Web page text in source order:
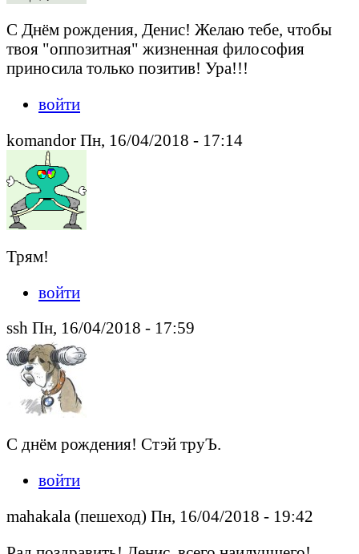
С Днём рождения, Денис! Желаю тебе, чтобы
твоя "оппозитная" жизненная философия
приносила только позитив! Ура!!!
войти
komandor Пн, 16/04/2018 - 17:14
Трям!
войти
ssh Пн, 16/04/2018 - 17:59
С днём рождения! Стэй труЪ.
войти
mahakala (пешеход) Пн, 16/04/2018 - 19:42